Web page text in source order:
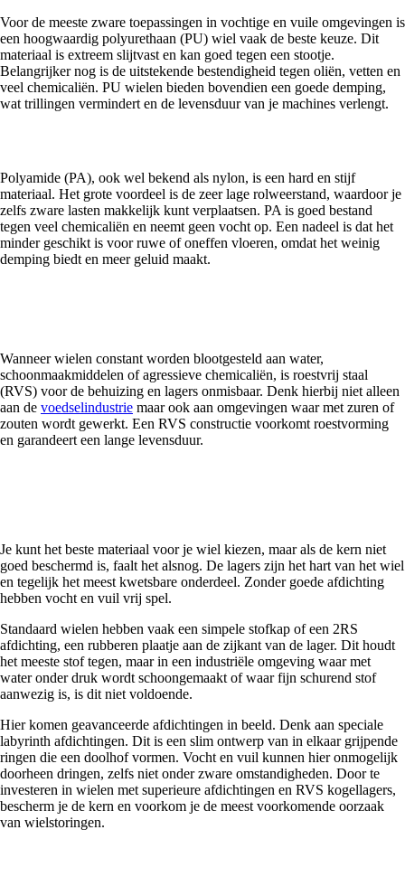
Voor de meeste zware toepassingen in vochtige en vuile omgevingen is
een hoogwaardig polyurethaan (PU) wiel vaak de beste keuze. Dit
materiaal is extreem slijtvast en kan goed tegen een stootje.
Belangrijker nog is de uitstekende bestendigheid tegen oliën, vetten en
veel chemicaliën. PU wielen bieden bovendien een goede demping,
wat trillingen vermindert en de levensduur van je machines verlengt.
Polyamide (PA), ook wel bekend als nylon, is een hard en stijf
materiaal. Het grote voordeel is de zeer lage rolweerstand, waardoor je
zelfs zware lasten makkelijk kunt verplaatsen. PA is goed bestand
tegen veel chemicaliën en neemt geen vocht op. Een nadeel is dat het
minder geschikt is voor ruwe of oneffen vloeren, omdat het weinig
demping biedt en meer geluid maakt.
Wanneer wielen constant worden blootgesteld aan water,
schoonmaakmiddelen of agressieve chemicaliën, is roestvrij staal
(RVS) voor de behuizing en lagers onmisbaar. Denk hierbij niet alleen
aan de voedselindustrie maar ook aan omgevingen waar met zuren of
zouten wordt gewerkt. Een RVS constructie voorkomt roestvorming
en garandeert een lange levensduur.
Je kunt het beste materiaal voor je wiel kiezen, maar als de kern niet
goed beschermd is, faalt het alsnog. De lagers zijn het hart van het wiel
en tegelijk het meest kwetsbare onderdeel. Zonder goede afdichting
hebben vocht en vuil vrij spel.
Standaard wielen hebben vaak een simpele stofkap of een 2RS
afdichting, een rubberen plaatje aan de zijkant van de lager. Dit houdt
het meeste stof tegen, maar in een industriële omgeving waar met
water onder druk wordt schoongemaakt of waar fijn schurend stof
aanwezig is, is dit niet voldoende.
Hier komen geavanceerde afdichtingen in beeld. Denk aan speciale
labyrinth afdichtingen. Dit is een slim ontwerp van in elkaar grijpende
ringen die een doolhof vormen. Vocht en vuil kunnen hier onmogelijk
doorheen dringen, zelfs niet onder zware omstandigheden. Door te
investeren in wielen met superieure afdichtingen en RVS kogellagers,
bescherm je de kern en voorkom je de meest voorkomende oorzaak
van wielstoringen.